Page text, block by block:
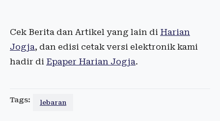
Cek Berita dan Artikel yang lain di Harian
Jogja, dan edisi cetak versi elektronik kami
hadir di Epaper Harian Jogja.
Tags: lebaran